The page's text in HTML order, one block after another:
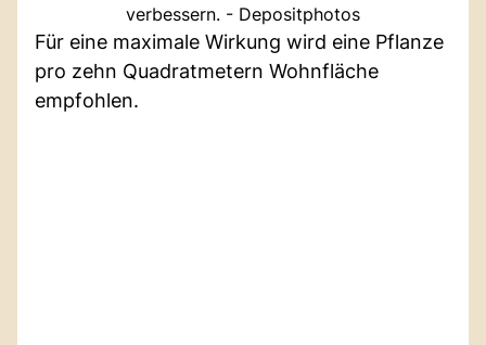
verbessern. - Depositphotos
Für eine maximale Wirkung wird eine Pflanze
pro zehn Quadratmetern Wohnfläche
empfohlen.